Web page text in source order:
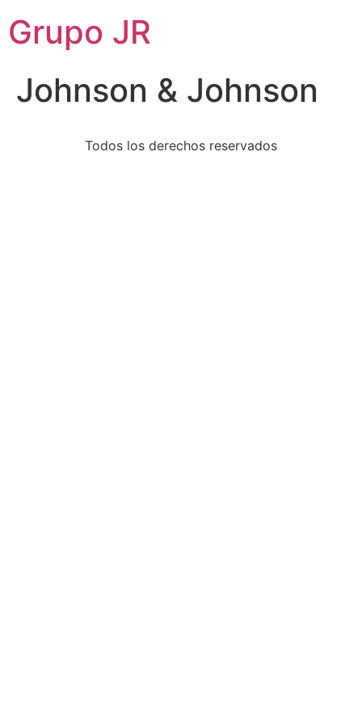
Grupo JR
Johnson & Johnson
Todos los derechos reservados